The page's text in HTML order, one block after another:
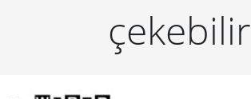
çekebilir